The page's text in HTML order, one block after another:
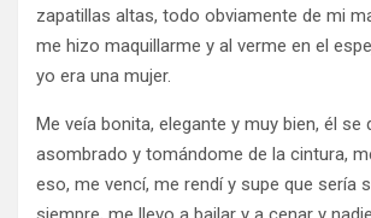
zapatillas altas, todo obviamente de mi
me hizo maquillarme y al verme en el
yo era una mujer.
Me veía bonita, elegante y muy bien, él se
asombrado y tomándome de la cintura,
eso, me vencí, me rendí y supe que sería